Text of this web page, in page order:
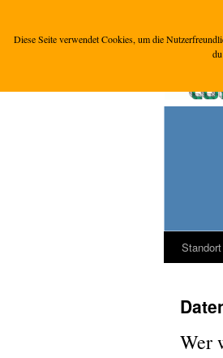
Zum
springen
Standort
Wer
Diese Seite verwendet Cookies, um die